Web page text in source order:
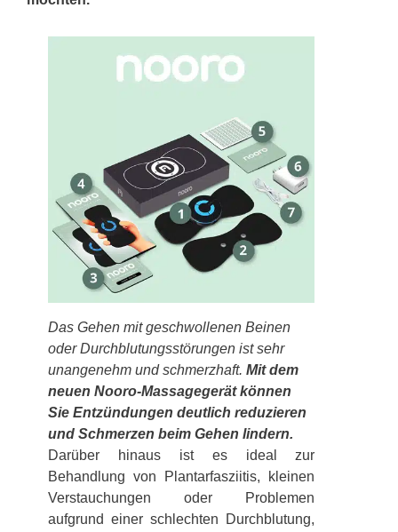
Das Gehen mit geschwollenen Beinen
oder Durchblutungsstörungen ist sehr
unangenehm und schmerzhaft.Mit dem
neuen Nooro-Massagegerät können
Sie Entzündungen deutlich reduzieren
und Schmerzen beim Gehen lindern.
Darüber hinaus ist es ideal zur
Behandlung von Plantarfasziitis, kleinen
Verstauchungen oder Problemen
aufgrund einer schlechten Durchblutung,